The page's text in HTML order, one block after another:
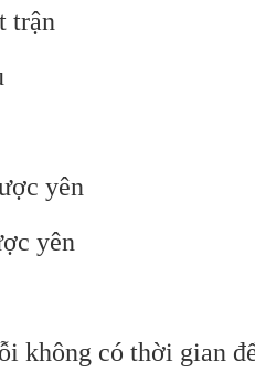
trận
yên
yên
không có thời gian